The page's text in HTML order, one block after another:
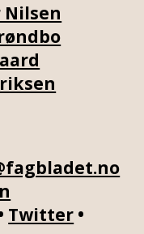
Nilsen
Twitter •